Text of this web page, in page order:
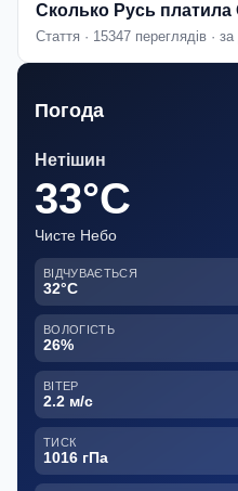
Сколько Русь платила
Стаття · 15347 переглядів ·
Погода
Нетішин
33°C
Чисте Небо
ВІДЧУВАЄТЬСЯ
32°C
ВОЛОГІСТЬ
26%
ВІТЕР
2.2 м/с
ТИСК
1016 гПа